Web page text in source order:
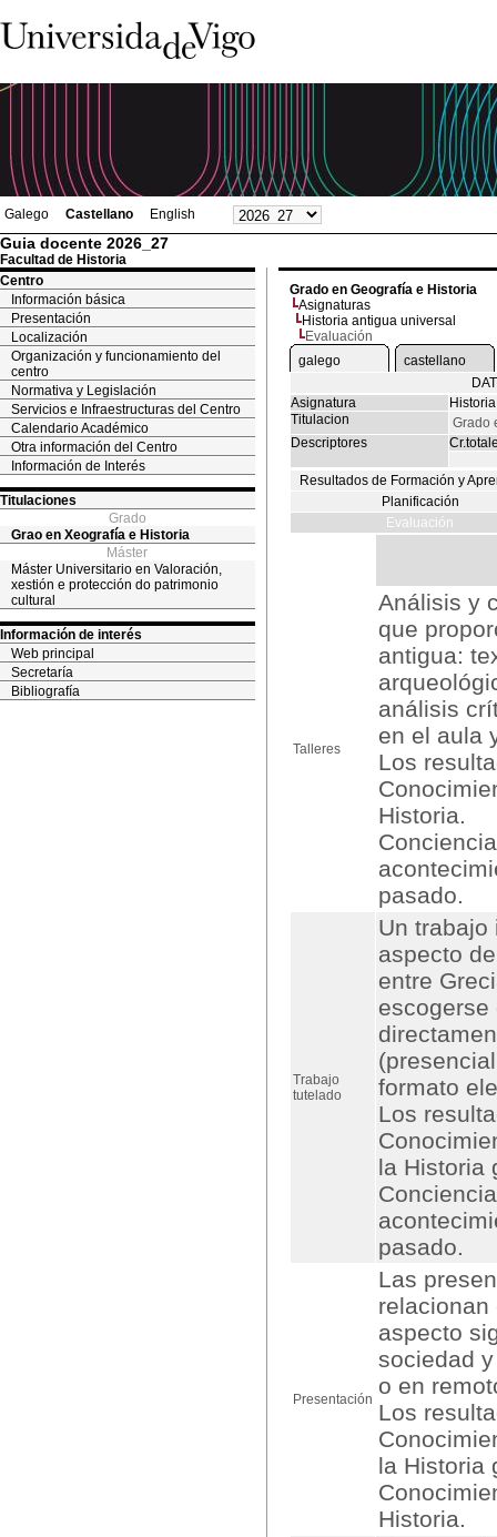
Galego Castellano English
Guia docente 2026_27
Facultad de Historia
Centro
Información básica
Presentación
Localización
Organización y funcionamiento del
centro
Normativa y Legislación
Servicios e Infraestructuras del Centro
Calendario Académico
Otra información del Centro
Información de Interés
Titulaciones
Grado
Grao en Xeografía e Historia
Máster
Máster Universitario en Valoración,
xestión e protección do patrimonio
cultural
Información de interés
Web principal
Secretaría
Bibliografía
Grado en Geografía e Historia
Asignaturas
Historia antigua universal
Evaluación
galego
castellano
Asignatura
Titulacion
Grado
Descriptores
Resultados de Formación y
Planificación
Evaluación
Talleres
Análisis y
que
antigua:
análisis
en el aula
Los
Historia.
pasado.
Trabajo
tutelado
Un trabajo
aspecto
entre
escogerse
formato
Los
la Historia
pasado.
Presentación
Las
relacionan
aspecto
sociedad
o en
Los
la Historia
Historia.